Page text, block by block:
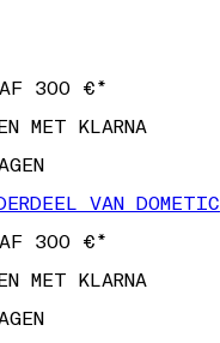
300 €*
MET KLARNA
VAN DOMETIC
300 €*
MET KLARNA